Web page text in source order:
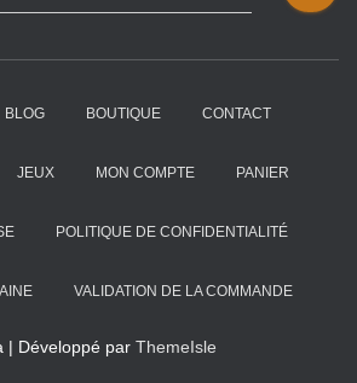
BLOG BOUTIQUE CONTACT
JEUX MON COMPTE PANIER
POLITIQUE DE CONFIDENTIALITÉ
VALIDATION DE LA COMMANDE
| Développé par ThemeIsle